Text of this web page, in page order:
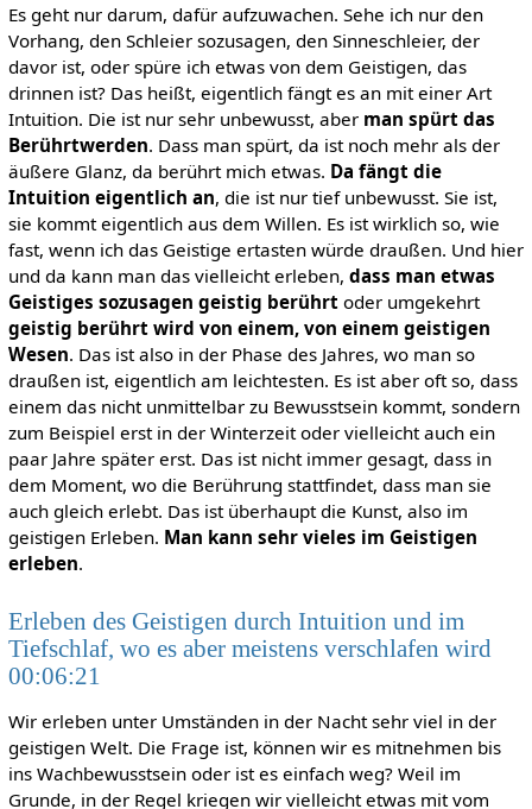
Es geht nur darum, dafür aufzuwachen. Sehe ich nur den
Vorhang, den Schleier sozusagen, den Sinneschleier, der
davor ist, oder spüre ich etwas von dem Geistigen, das
drinnen ist? Das heißt, eigentlich fängt es an mit einer Art
Intuition. Die ist nur sehr unbewusst, aber man spürt das
Berührtwerden. Dass man spürt, da ist noch mehr als der
äußere Glanz, da berührt mich etwas. Da fängt die
Intuition eigentlich an, die ist nur tief unbewusst. Sie ist,
sie kommt eigentlich aus dem Willen. Es ist wirklich so, wie
fast, wenn ich das Geistige ertasten würde draußen. Und hier
und da kann man das vielleicht erleben, dass man etwas
Geistiges sozusagen geistig berührtoder umgekehrt
geistig berührt wird von einem, von einem geistigen
Wesen. Das ist also in der Phase des Jahres, wo man so
draußen ist, eigentlich am leichtesten. Es ist aber oft so, dass
einem das nicht unmittelbar zu Bewusstsein kommt, sondern
zum Beispiel erst in der Winterzeit oder vielleicht auch ein
paar Jahre später erst. Das ist nicht immer gesagt, dass in
dem Moment, wo die Berührung stattfindet, dass man sie
auch gleich erlebt. Das ist überhaupt die Kunst, also im
geistigen Erleben. Man kann sehr vieles im Geistigen
erleben.
Erleben des Geistigen durch Intuition und im
Tiefschlaf, wo es aber meistens verschlafen wird
00:06:21
Wir erleben unter Umständen in der Nacht sehr viel in der
geistigen Welt. Die Frage ist, können wir es mitnehmen bis
ins Wachbewusstsein oder ist es einfach weg? Weil im
Grunde, in der Regel kriegen wir vielleicht etwas mit vom